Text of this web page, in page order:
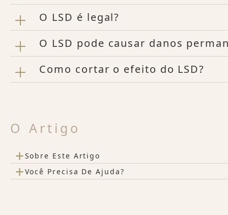
O LSD é legal?
O LSD pode causar danos
Como cortar o efeito do LSD?
O Artigo
+Sobre Este Artigo
+Você Precisa De Ajuda?